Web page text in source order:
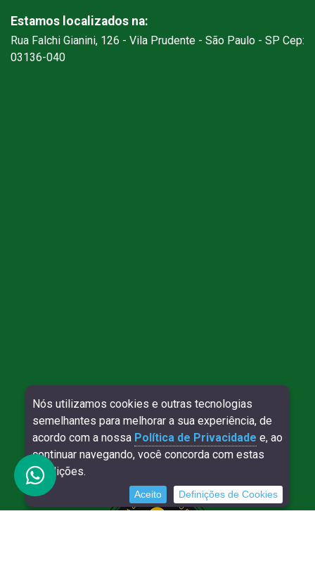
Estamos localizados na:
Rua Falchi Gianini, 126 - Vila Prudente - São Paulo - SP Cep:
03136-040
Direitos reservados à Willy Contábil - 2026
DESENVOLVIMENTO: SITE VERIFICADO:
Nós utilizamos cookies e outras tecnologias
semelhantes para melhorar a sua experiência, de
acordo com a nossa Política de Privacidade e, ao
continuar navegando, você concorda com estas
condições.
Aceito Definições de Cookies